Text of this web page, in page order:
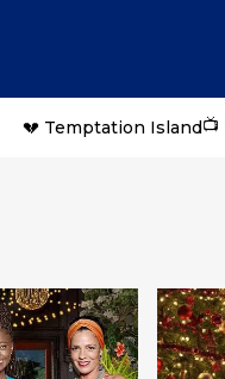
💔 Temptation Island